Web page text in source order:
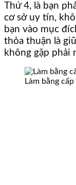
Thứ 4, là bạn
cơ sở uy tín,
bạn vào mục
thỏa thuận là
không gặp phải
Làm bằng